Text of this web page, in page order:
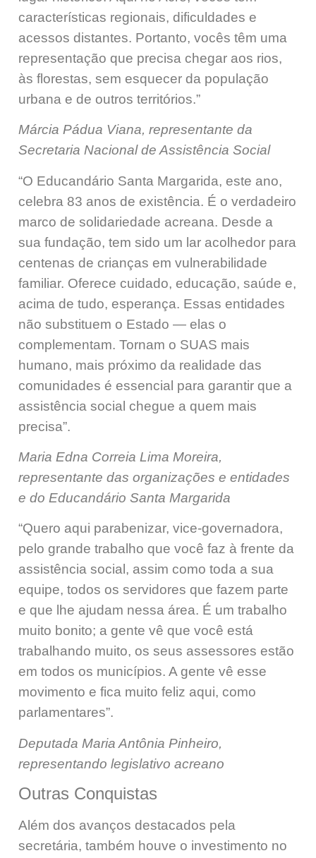
características regionais, dificuldades e
acessos distantes. Portanto, vocês têm uma
representação que precisa chegar aos rios,
às florestas, sem esquecer da população
urbana e de outros territórios.”
Márcia Pádua Viana, representante da
Secretaria Nacional de Assistência Social
“O Educandário Santa Margarida, este ano,
celebra 83 anos de existência. É o verdadeiro
marco de solidariedade acreana. Desde a
sua fundação, tem sido um lar acolhedor para
centenas de crianças em vulnerabilidade
familiar. Oferece cuidado, educação, saúde e,
acima de tudo, esperança. Essas entidades
não substituem o Estado — elas o
complementam. Tornam o SUAS mais
humano, mais próximo da realidade das
comunidades é essencial para garantir que a
assistência social chegue a quem mais
precisa”.
Maria Edna Correia Lima Moreira,
representante das organizações e entidades
e do Educandário Santa Margarida
“Quero aqui parabenizar, vice-governadora,
pelo grande trabalho que você faz à frente da
assistência social, assim como toda a sua
equipe, todos os servidores que fazem parte
e que lhe ajudam nessa área. É um trabalho
muito bonito; a gente vê que você está
trabalhando muito, os seus assessores estão
em todos os municípios. A gente vê esse
movimento e fica muito feliz aqui, como
parlamentares”.
Deputada Maria Antônia Pinheiro,
representando legislativo acreano
Outras Conquistas
Além dos avanços destacados pela
secretária, também houve o investimento no